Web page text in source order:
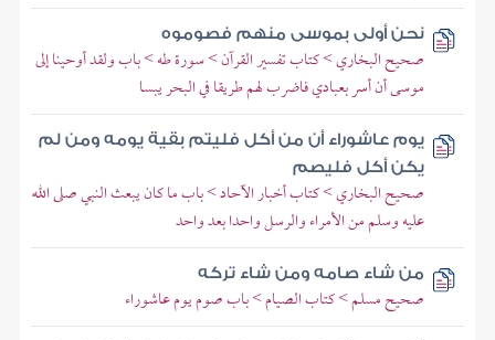
نحن أولى بموسى منهم فصوموه
صحيح البخاري > كتاب تفسير القرآن > سورة طه > باب ولقد أوحينا إلى
موسى أن أسر بعبادي فاضرب لهم طريقا في البحر يبسا
يوم عاشوراء أن من أكل فليتم بقية يومه ومن لم
يكن أكل فليصم
صحيح البخاري > كتاب أخبار الآحاد > باب ما كان يبعث النبي صلى الله
عليه وسلم من الأمراء والرسل واحدا بعد واحد
من شاء صامه ومن شاء تركه
صحيح مسلم > كتاب الصيام > باب صوم يوم عاشوراء